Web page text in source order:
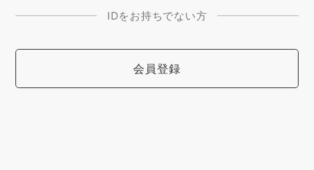
IDをお持ちでない方
会員登録